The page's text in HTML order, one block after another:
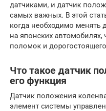
датчиками, и датчик
самых важных. В этой
когда необходимо менять
на японских
поломок и
Что такое датчик
его функция
Датчик положения
элемент системы